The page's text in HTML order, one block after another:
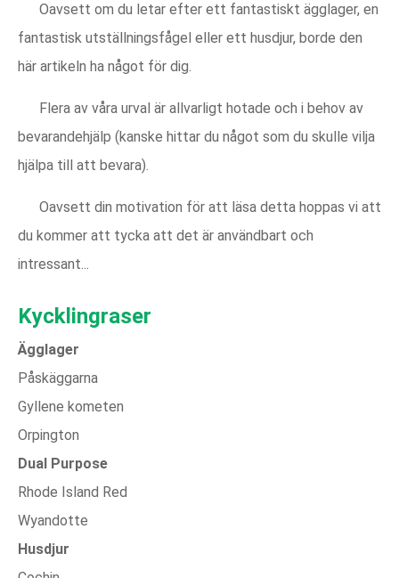
Oavsett om du letar efter ett fantastiskt ägglager, en
fantastisk utställningsfågel eller ett husdjur, borde den
här artikeln ha något för dig.
Flera av våra urval är allvarligt hotade och i behov av
bevarandehjälp (kanske hittar du något som du skulle vilja
hjälpa till att bevara).
Oavsett din motivation för att läsa detta hoppas vi att
du kommer att tycka att det är användbart och
intressant...
Kycklingraser
Ägglager
Påskäggarna
Gyllene kometen
Orpington
Dual Purpose
Rhode Island Red
Wyandotte
Husdjur